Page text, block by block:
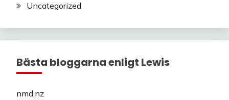
Uncategorized
Bästa bloggarna enligt Lewis
nmd.nz